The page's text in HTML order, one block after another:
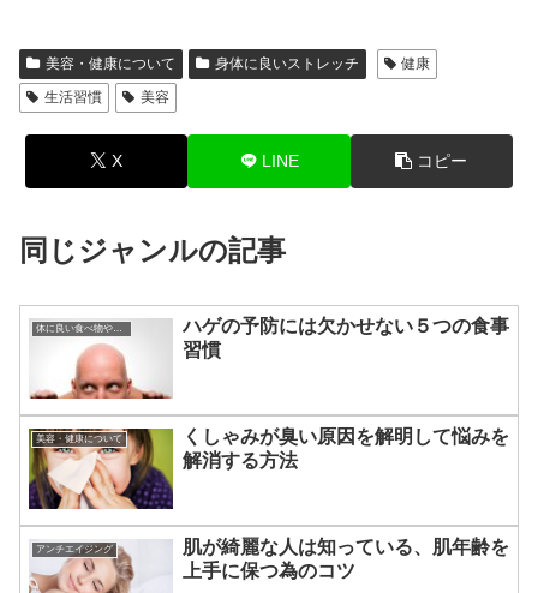
美容・健康について 身体に良いストレッチ
健康
生活習慣
美容
X LINE コピー
同じジャンルの記事
体に良い食べ物やその効果
ハゲの予防には欠かせない５つの食事
習慣
美容・健康について
くしゃみが臭い原因を解明して悩みを
解消する方法
アンチエイジング
肌が綺麗な人は知っている、肌年齢を
上手に保つ為のコツ